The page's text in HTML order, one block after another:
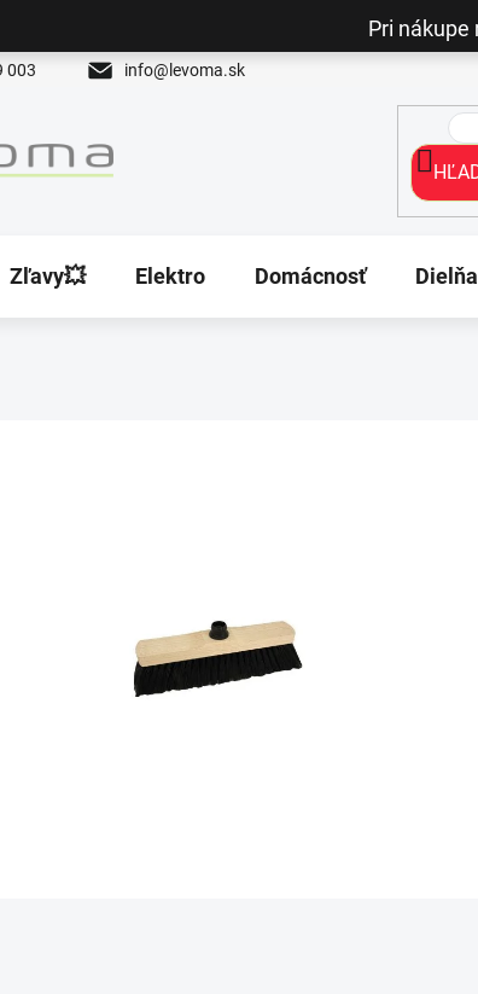
Pri nákupe
003 info@levoma.sk
Zľavy💥 Elektro Domácnosť Dielňa